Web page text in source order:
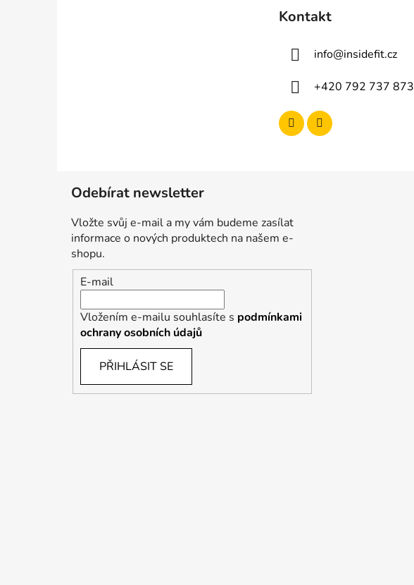
Kontakt
info@insidefit.cz
+420 792 737 873
Odebírat newsletter
Vložte svůj e-mail a my vám budeme zasílat
informace o nových produktech na našem e-
shopu.
E-mail
Vložením e-mailu souhlasíte s podmínkami
ochrany osobních údajů
PŘIHLÁSIT SE